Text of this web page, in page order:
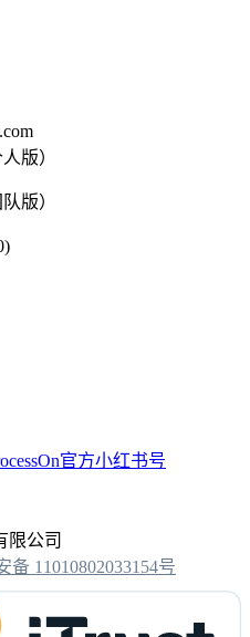
版）
版）
限公司
备 11010802033154号